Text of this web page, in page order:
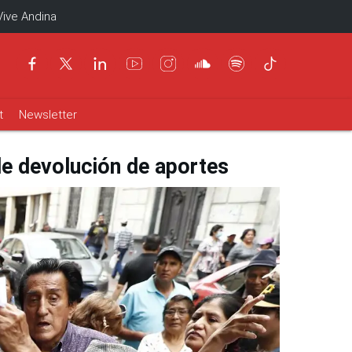
Andina
Newsletter
devolución de aportes